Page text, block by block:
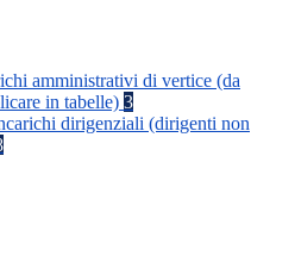
amministrativi di vertice (da
in tabelle) 3
dirigenziali (dirigenti non